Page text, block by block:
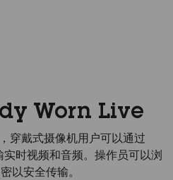
Worn Live
穿戴式摄像机用户可以通过
时视频和音频。操作员可以浏
以安全传输。